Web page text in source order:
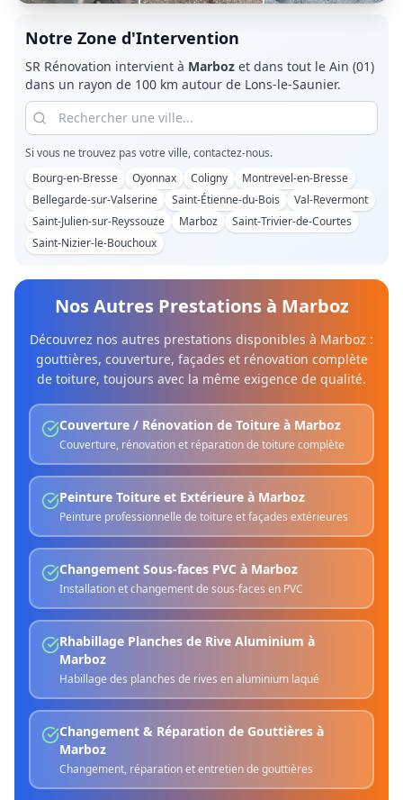
Notre Zone d'Intervention
SR Rénovation intervient à Marboz et dans tout le Ain (01)
dans un rayon de 100 km autour de Lons-le-Saunier.
Si vous ne trouvez pas votre ville, contactez-nous.
Bourg-en-Bresse
Oyonnax Coligny
Montrevel-en-Bresse
Bellegarde-sur-Valserine
Saint-Étienne-du-Bois
Val-Revermont
Saint-Julien-sur-Reyssouze
Marboz
Saint-Trivier-de-Courtes
Saint-Nizier-le-Bouchoux
Nos Autres Prestations à Marboz
Découvrez nos autres prestations disponibles à Marboz :
gouttières, couverture, façades et rénovation complète
de toiture, toujours avec la même exigence de qualité.
Couverture / Rénovation de Toiture à Marboz
Couverture, rénovation et réparation de toiture complète
Peinture Toiture et Extérieure à Marboz
Peinture professionnelle de toiture et façades extérieures
Changement Sous-faces PVC à Marboz
Installation et changement de sous-faces en PVC
Rhabillage Planches de Rive Aluminium à
Marboz
Habillage des planches de rives en aluminium laqué
Changement & Réparation de Gouttières à
Marboz
Changement, réparation et entretien de gouttières